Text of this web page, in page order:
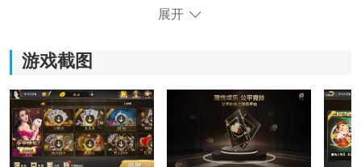
2.真正的微星一对一竞争，支持微信，支付宝，网上银行
3.提款可以在几秒钟内到达帐户，在24小时内随时提取，
在60秒内到达帐户，并提取20金币。
4.独家游戏客户服务，全天24小时在线解答玩家的游戏问
题，如有任何疑问，请随时咨询。
展开
游戏截图